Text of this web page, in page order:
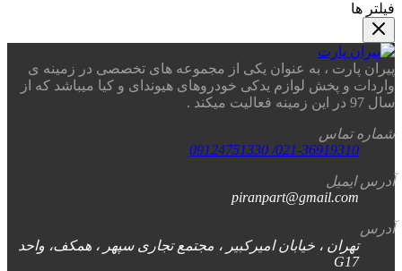
فیلتر ها
پیران پارت ، به عنوان یکی از مجموعه های تخصصی در زمینه ی
واردات و پخش لوازم یدکی خودروهای هیوندای و کیا میباشد که از
سال 97 در این زمینه فعالیت میکند .
شماره تماس
021-36919310/ 09124751330
آدرس ایمیل
piranpart@gmail.com
آدرس
تهران ، خیابان امیرکبیر ، مجتمع تجاری سپهر ، همکف، واحد
G17